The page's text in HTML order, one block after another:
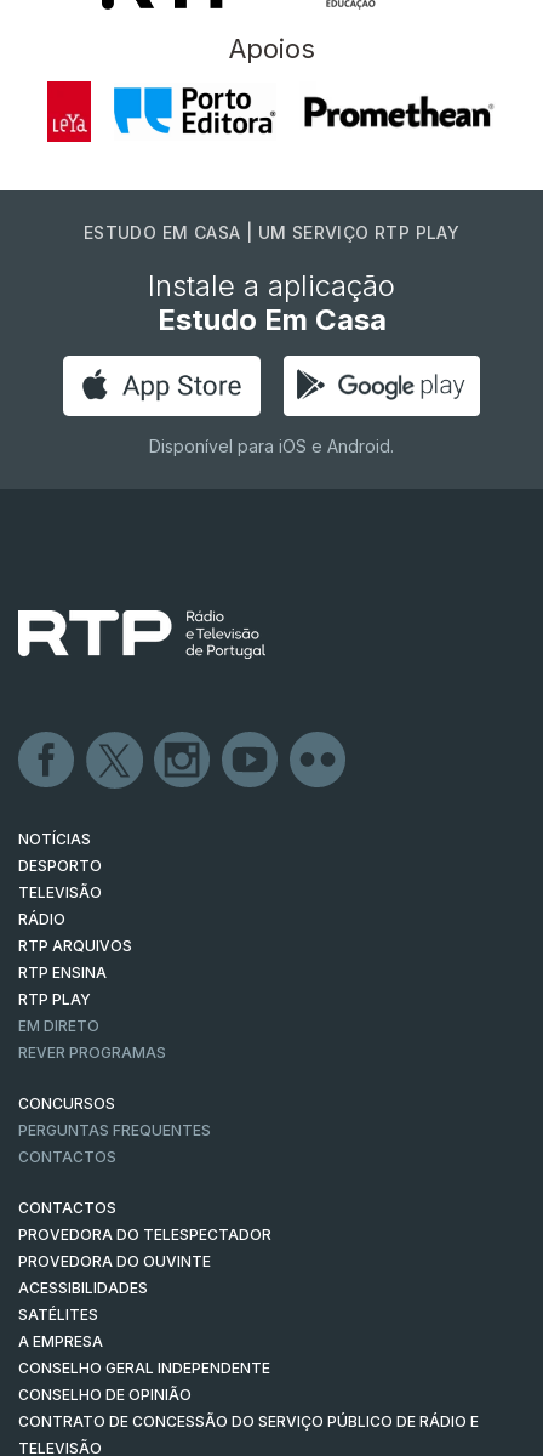
Apoios
ESTUDO EM CASA | UM SERVIÇO RTP PLAY
Instale a aplicação
Estudo Em Casa
Disponível para iOS e Android.
NOTÍCIAS
DESPORTO
TELEVISÃO
RÁDIO
RTP ARQUIVOS
RTP ENSINA
RTP PLAY
EM DIRETO
REVER PROGRAMAS
CONCURSOS
PERGUNTAS FREQUENTES
CONTACTOS
CONTACTOS
PROVEDORA DO TELESPECTADOR
PROVEDORA DO OUVINTE
ACESSIBILIDADES
SATÉLITES
A EMPRESA
CONSELHO GERAL INDEPENDENTE
CONSELHO DE OPINIÃO
CONTRATO DE CONCESSÃO DO SERVIÇO PÚBLICO DE RÁDIO E
TELEVISÃO